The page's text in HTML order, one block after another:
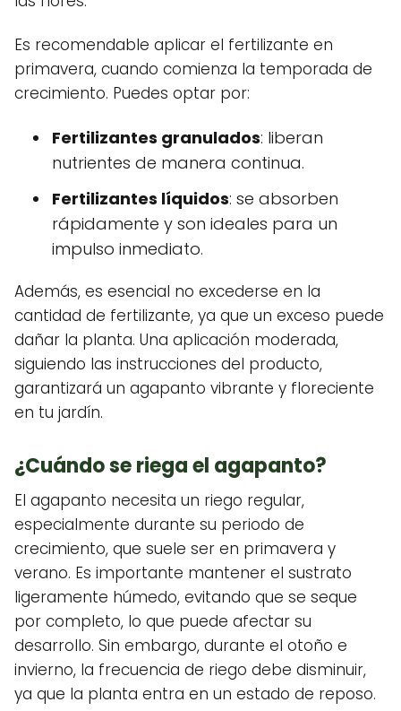
Es recomendable aplicar el fertilizante en
primavera, cuando comienza la temporada de
crecimiento. Puedes optar por:
Fertilizantes granulados: liberan
nutrientes de manera continua.
Fertilizantes líquidos: se absorben
rápidamente y son ideales para un
impulso inmediato.
Además, es esencial no excederse en la
cantidad de fertilizante, ya que un exceso puede
dañar la planta. Una aplicación moderada,
siguiendo las instrucciones del producto,
garantizará un agapanto vibrante y floreciente
en tu jardín.
¿Cuándo se riega el agapanto?
El agapanto necesita un riego regular,
especialmente durante su periodo de
crecimiento, que suele ser en primavera y
verano. Es importante mantener el sustrato
ligeramente húmedo, evitando que se seque
por completo, lo que puede afectar su
desarrollo. Sin embargo, durante el otoño e
invierno, la frecuencia de riego debe disminuir,
ya que la planta entra en un estado de reposo.